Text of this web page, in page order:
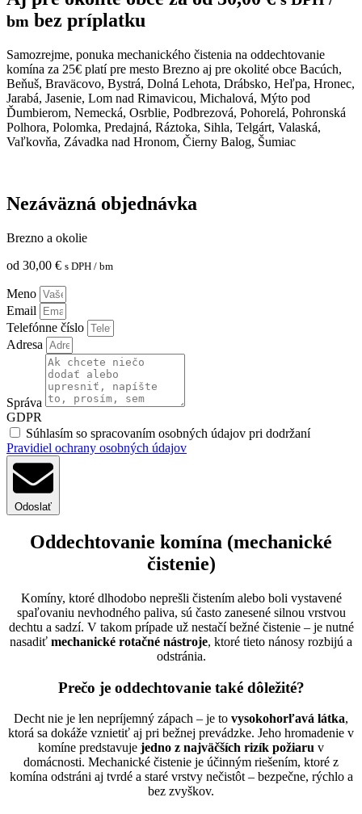
bm bez príplatku
Samozrejme, ponuka mechanického čistenia na oddechtovanie
komína za 25€ platí pre mesto Brezno aj pre okolité obce Bacúch,
Beňuš, Braväcovo, Bystrá, Dolná Lehota, Drábsko, Heľpa, Hronec,
Jarabá, Jasenie, Lom nad Rimavicou, Michalová, Mýto pod
Ďumbierom, Nemecká, Osrblie, Podbrezová, Pohorelá, Pohronská
Polhora, Polomka, Predajná, Ráztoka, Sihla, Telgárt, Valaská,
Vaľkovňa, Závadka nad Hronom, Čierny Balog, Šumiac
Nezáväzná objednávka
Brezno a okolie
od 30,00 € s DPH / bm
Meno
Email
Telefónne číslo
Adresa
Správa
GDPR
Súhlasím so spracovaním osobných údajov pri dodržaní
Pravidiel ochrany osobných údajov
Odoslať
Oddechtovanie komína (mechanické
čistenie)
Komíny, ktoré dlhodobo neprešli čistením alebo boli vystavené
spaľovaniu nevhodného paliva, sú často zanesené silnou vrstvou
dechtu a sadzí. V takom prípade už nestačí bežné čistenie – je nutné
nasadiť mechanické rotačné nástroje, ktoré tieto nánosy rozbijú a
odstránia.
Prečo je oddechtovanie také dôležité?
Decht nie je len nepríjemný zápach – je to vysokohorľavá látka,
ktorá sa dokáže vznietiť aj pri bežnej prevádzke. Jeho hromadenie v
komíne predstavuje jedno z najväčších rizík požiaru v
domácnosti. Mechanické čistenie je účinným riešením, ktoré z
komína odstráni aj tvrdé a staré vrstvy nečistôt – bezpečne, rýchlo a
bez zvyškov.